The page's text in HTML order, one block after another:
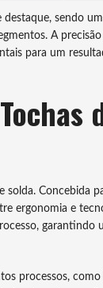
sendo
A
para um
solda. Concebida
ergonomia e
garantindo
processos,